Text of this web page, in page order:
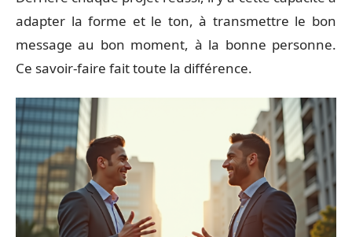
adapter la forme et le ton, à transmettre le bon
message au bon moment, à la bonne personne.
Ce savoir-faire fait toute la différence.